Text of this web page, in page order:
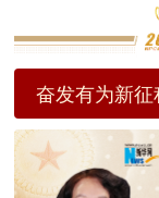
奋发有为新征